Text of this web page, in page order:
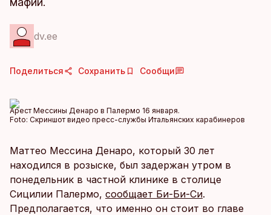
dv.ee
Поделиться Сохранить Сообщи
Арест Мессины Денаро в Палермо 16 января.
Foto: Скриншот видео пресс-службы Итальянских карабинеров
Маттео Мессина Денаро, который 30 лет
находился в розыске, был задержан утром в
понедельник в частной клинике в столице
Сицилии Палермо, сообщает Би-Би-Си.
Предполагается, что именно он стоит во главе